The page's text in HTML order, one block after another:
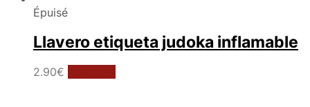
Épuisé
Llavero etiqueta judoka inflamable
2.90€